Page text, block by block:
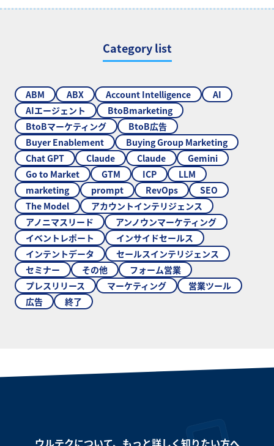
Category list
ABM ABX Account Intelligence
AI
AIエージェント
BtoBmarketing
BtoBマーケティング
BtoB広告
Buyer Enablement
Buying Group Marketing
Chat GPT
Claude Claude
Gemini
Go to Market
GTM ICP
LLM
marketing
prompt RevOps
SEO
The Model
アカウントインテリジェンス
アノニマスリード
アンノウンマーケティング
イベントレポート
インサイドセールス
インテントデータ
セールスインテリジェンス
セミナー
その他
フォーム営業
プレスリリース
マーケティング
営業ツール
広告
終了
ウルテクについて、もっと詳しく知りたい方へ